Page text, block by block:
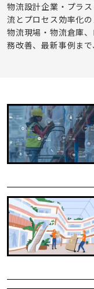
物流設計企業・プラ
流とプロセス効率化
物流現場・物流倉庫
務改善、最新事例ま